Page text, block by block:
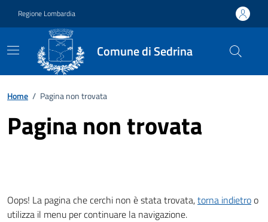
Regione Lombardia
Comune di Sedrina
Home / Pagina non trovata
Pagina non trovata
Oops! La pagina che cerchi non è stata trovata,torna indietroo
utilizza il menu per continuare la navigazione.